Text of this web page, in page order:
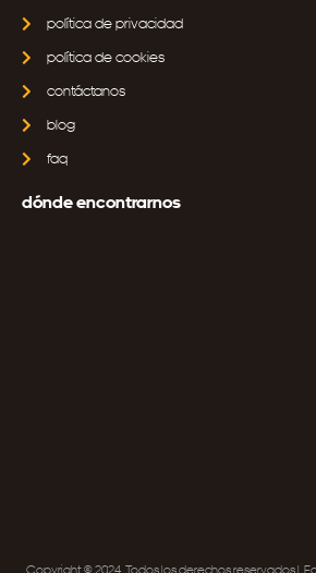
política de privacidad
política de cookies
contáctanos
blog
faq
dónde encontrarnos